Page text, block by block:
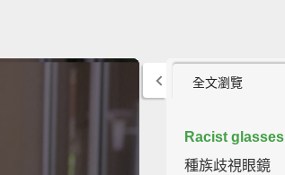
全文瀏覽
Racist glasses
種族歧視眼鏡